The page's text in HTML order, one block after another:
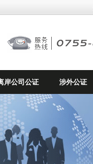
岸公司公证 涉外公证